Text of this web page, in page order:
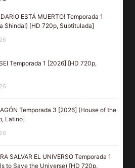
ESTÁ MUERTO! Temporada 1
Shinda!) [HD 720p, Subtitulada]
Temporada 1 [2026] [HD 720p,
Temporada 3 [2026] (House of the
Latino]
SALVAR EL UNIVERSO Temporada 1
to Save the Universe) [HD 720p,